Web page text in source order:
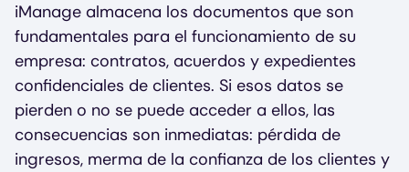
iManage almacena los documentos que son
fundamentales para el funcionamiento de su
empresa: contratos, acuerdos y expedientes
confidenciales de clientes. Si esos datos se
pierden o no se puede acceder a ellos, las
consecuencias son inmediatas: pérdida de
ingresos, merma de la confianza de los clientes y